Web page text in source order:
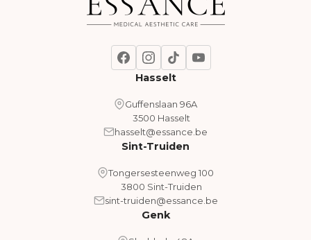
Hasselt
Guffenslaan 96A
3500 Hasselt
hasselt@essance.be
Sint-Truiden
Tongersesteenweg 100
3800 Sint-Truiden
sint-truiden@essance.be
Genk